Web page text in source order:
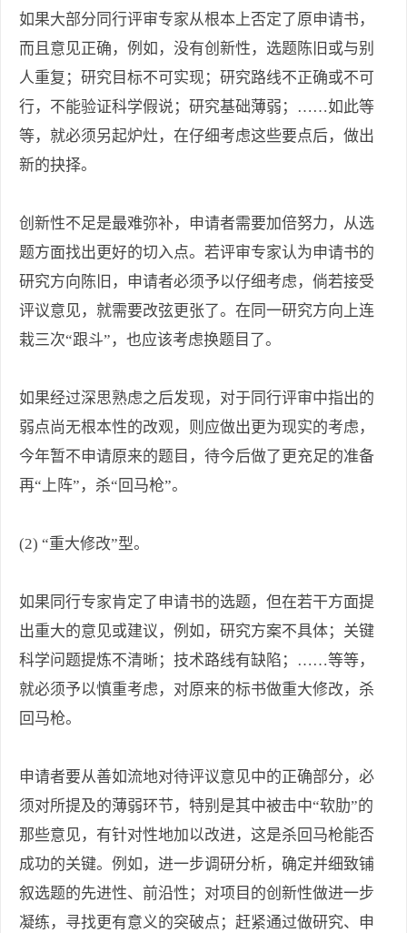
如果大部分同行评审专家从根本上否定了原申请书，
而且意见正确，例如，没有创新性，选题陈旧或与别
人重复；研究目标不可实现；研究路线不正确或不可
行，不能验证科学假说；研究基础薄弱；……如此等
等，就必须另起炉灶，在仔细考虑这些要点后，做出
新的抉择。
创新性不足是最难弥补，申请者需要加倍努力，从选
题方面找出更好的切入点。若评审专家认为申请书的
研究方向陈旧，申请者必须予以仔细考虑，倘若接受
评议意见，就需要改弦更张了。在同一研究方向上连
栽三次“跟斗”，也应该考虑换题目了。
如果经过深思熟虑之后发现，对于同行评审中指出的
弱点尚无根本性的改观，则应做出更为现实的考虑，
今年暂不申请原来的题目，待今后做了更充足的准备
再“上阵”，杀“回马枪”。
(2) “重大修改”型。
如果同行专家肯定了申请书的选题，但在若干方面提
出重大的意见或建议，例如，研究方案不具体；关键
科学问题提炼不清晰；技术路线有缺陷；……等等，
就必须予以慎重考虑，对原来的标书做重大修改，杀
回马枪。
申请者要从善如流地对待评议意见中的正确部分，必
须对所提及的薄弱环节，特别是其中被击中“软肋”的
那些意见，有针对性地加以改进，这是杀回马枪能否
成功的关键。例如，进一步调研分析，确定并细致铺
叙选题的先进性、前沿性；对项目的创新性做进一步
凝练，寻找更有意义的突破点；赶紧通过做研究、申